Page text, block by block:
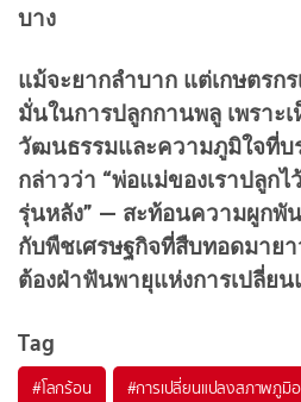
บาง
แม้จะยากลำบาก แต่เกษตรก
มั่นในการปลูกกานพลู เพราะ
วัฒนธรรมและความภูมิใจที่บ
กล่าวว่า “พ่อแม่ของเราปลูกไ
รุ่นหลัง” — สะท้อนความผูกพั
กับพืชเศรษฐกิจที่สืบทอดมาย
ต้องฝ่าฟันพายุแห่งการเปลี่ย
Tag
#โลกร้อน #การเปลี่ยนแปลงสภาพภูมิ